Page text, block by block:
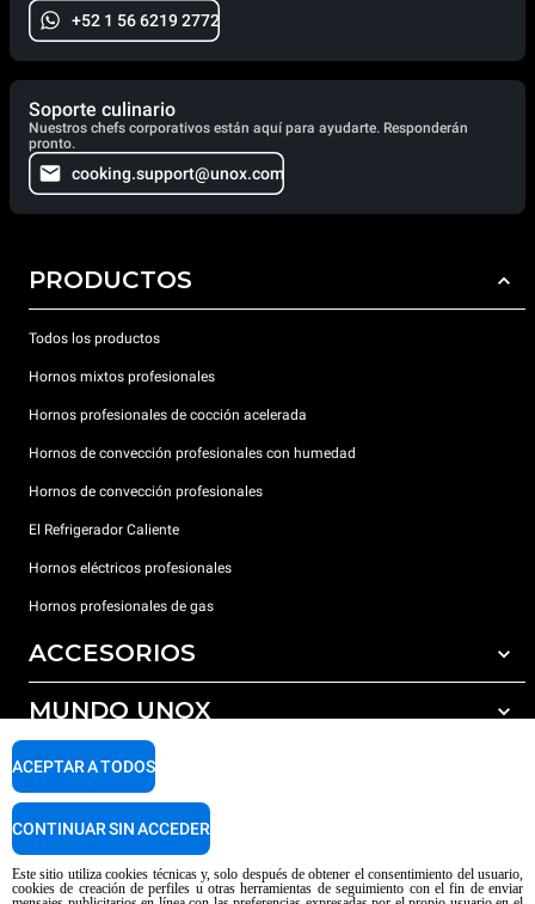
+52 1 56 6219 2772
Soporte culinario
Nuestros chefs corporativos están aquí para ayudarte. Responderán
pronto.
cooking.support@unox.com
PRODUCTOS
Todos los productos
Hornos mixtos profesionales
Hornos profesionales de cocción acelerada
Hornos de convección profesionales con humedad
Hornos de convección profesionales
El Refrigerador Caliente
Hornos eléctricos profesionales
Hornos profesionales de gas
ACCESORIOS
Todos los accesorios
Detergentes para lavado automático
Detergentes para lavado manual
Tratamiento de agua con filtros de resina
MUNDO UNOX
Nuestras sedes en el mundo
SOPORTE
Garantía Unox
Este sitio utiliza cookies técnicas y, solo después de obtener el consentimiento del usuario,
cookies de creación de perfiles u otras herramientas de seguimiento con el fin de enviar
ACEPTAR A TODOS
CONTINUAR SIN ACCEDER